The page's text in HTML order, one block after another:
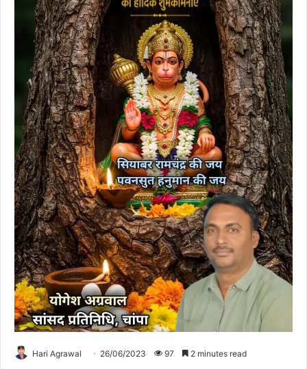
Hari Agrawal 26/06/2023 97 2 minutes read